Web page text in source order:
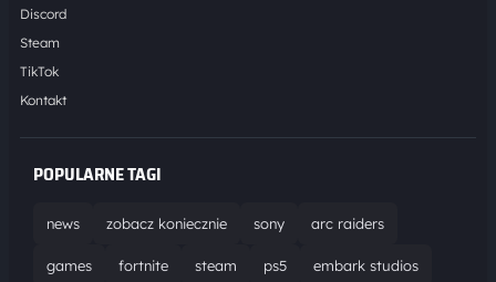
Discord
Steam
TikTok
Kontakt
POPULARNE TAGI
news zobacz koniecznie sony arc raiders
games fortnite steam ps5 embark studios